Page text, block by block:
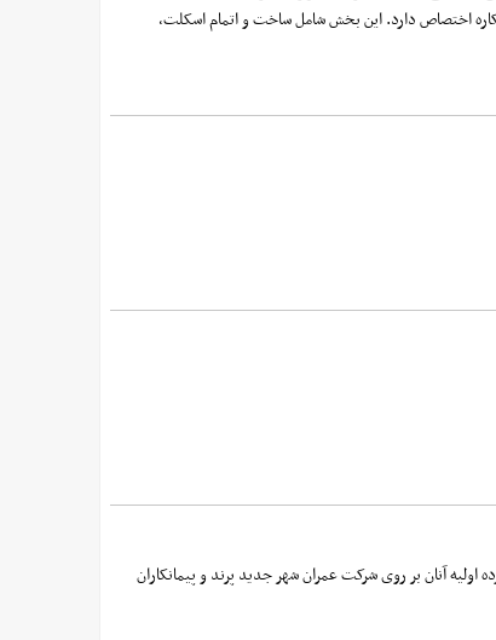
رقم، بیشترین سهم یعنی حدود ۹.۵ همت به تکمیل واحدهای نیمه‌کاره اختصاص دارد. این بخش شامل ساخت و اتمام اسکلت،
آنان بر روی شرکت عمران شهر جدید پرند و پیمانکاران